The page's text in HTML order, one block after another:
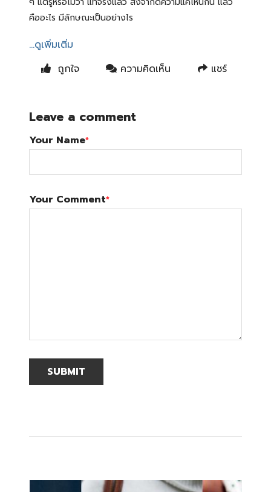
คืออะไร มีลักษณะเป็นอย่างไร
...ดูเพิ่มเติ่ม
ถูกใจ
ความคิดเห็น แชร์
Leave a comment
Your Name*
Your Comment*